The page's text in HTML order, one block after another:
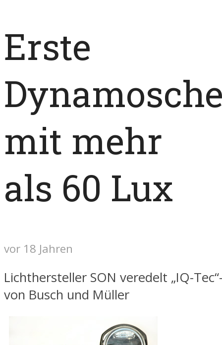
Erste
mit mehr
als 60 Lux
vor 18 Jahren
Lichthersteller SON veredelt „IQ-
von Busch und Müller